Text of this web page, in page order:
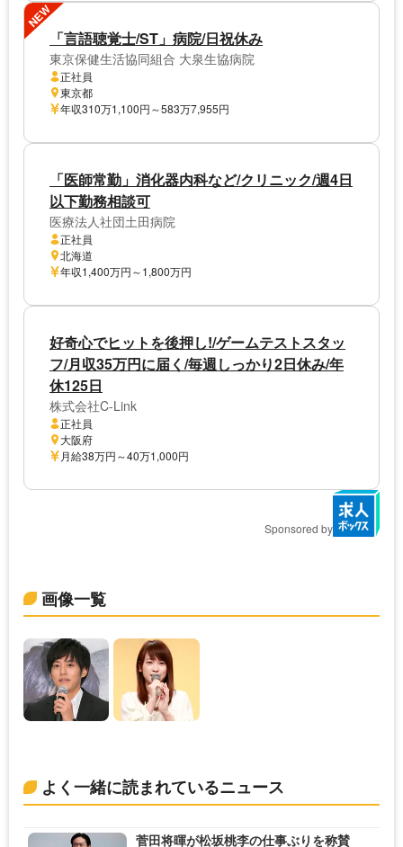
NEW
「言語聴覚士/ST」病院/日祝休み
東京保健生活協同組合 大泉生協病院
正社員
東京都
年収310万1,100円～583万7,955円
「医師常勤」消化器内科など/クリニック/週4日
以下勤務相談可
医療法人社団土田病院
正社員
北海道
年収1,400万円～1,800万円
好奇心でヒットを後押し!/ゲームテストスタッ
フ/月収35万円に届く/毎週しっかり2日休み/年
休125日
株式会社C-Link
正社員
大阪府
月給38万円～40万1,000円
Sponsored by
画像一覧
よく一緒に読まれているニュース
菅田将暉が松坂桃李の仕事ぶりを称賛